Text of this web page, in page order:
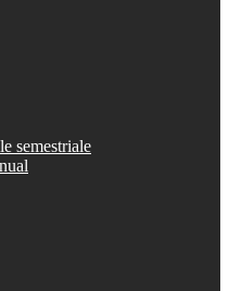
semestriale